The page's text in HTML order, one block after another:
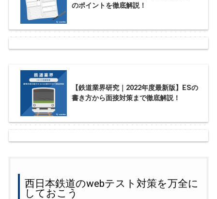
のポイントを徹底解説！
【鉄道業界研究｜2022年度最新版】ESの
書き方から面接対策まで徹底解説！
西日本鉄道のwebテスト対策を万全に
しておこう